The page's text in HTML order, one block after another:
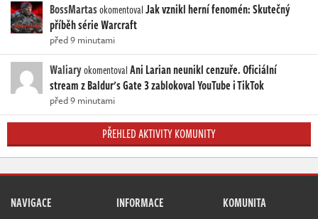
BossMartasokomentovalJak vznikl herní fenomén: Skutečný
příběh série Warcraft
před 9 minutami
WaliaryokomentovalAni Larian neunikl cenzuře. Oficiální
stream z Baldur's Gate 3 zablokoval YouTube i TikTok
před 9 minutami
PŘEHLED AKTIVITY KOMUNITY
NAVIGACE INFORMACE KOMUNITA